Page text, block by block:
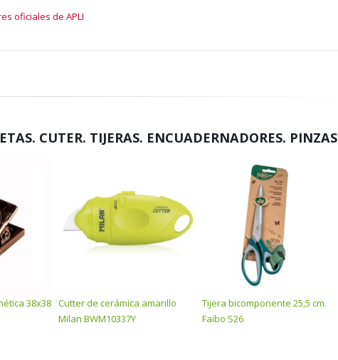
oficiales de APLI
CUTER. TIJERAS. ENCUADERNADORES. PINZAS
38x38 Cutter de cerámica amarillo
Milan BWM10337Y
Tijera bicomponente 25,5 cm.
Faibo S26